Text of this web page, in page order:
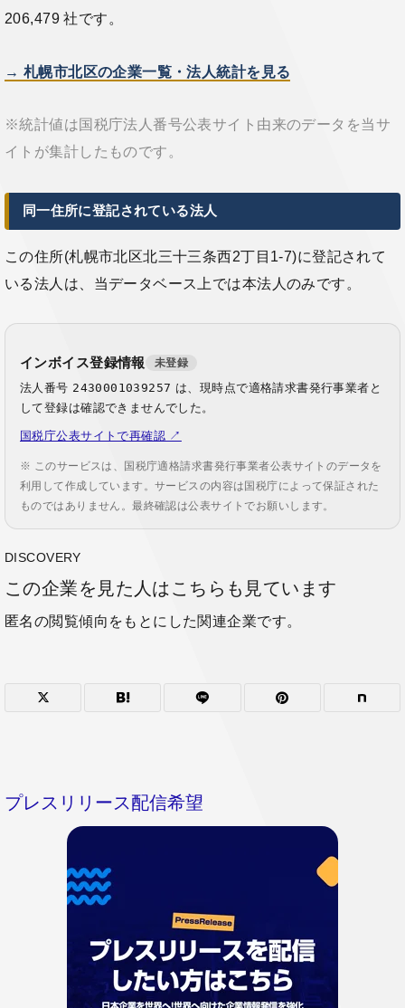
206,479 社です。
→ 札幌市北区の企業一覧・法人統計を見る
※統計値は国税庁法人番号公表サイト由来のデータを当サ
イトが集計したものです。
同一住所に登記されている法人
この住所(札幌市北区北三十三条西2丁目1-7)に登記されて
いる法人は、当データベース上では本法人のみです。
インボイス登録情報 未登録
法人番号 2430001039257 は、現時点で適格請求書発行事業者と
して登録は確認できませんでした。
国税庁公表サイトで再確認 ↗
※ このサービスは、国税庁適格請求書発行事業者公表サイトのデータを
利用して作成しています。サービスの内容は国税庁によって保証された
ものではありません。最終確認は公表サイトでお願いします。
DISCOVERY
この企業を見た人はこちらも見ています
匿名の閲覧傾向をもとにした関連企業です。
プレスリリース配信希望